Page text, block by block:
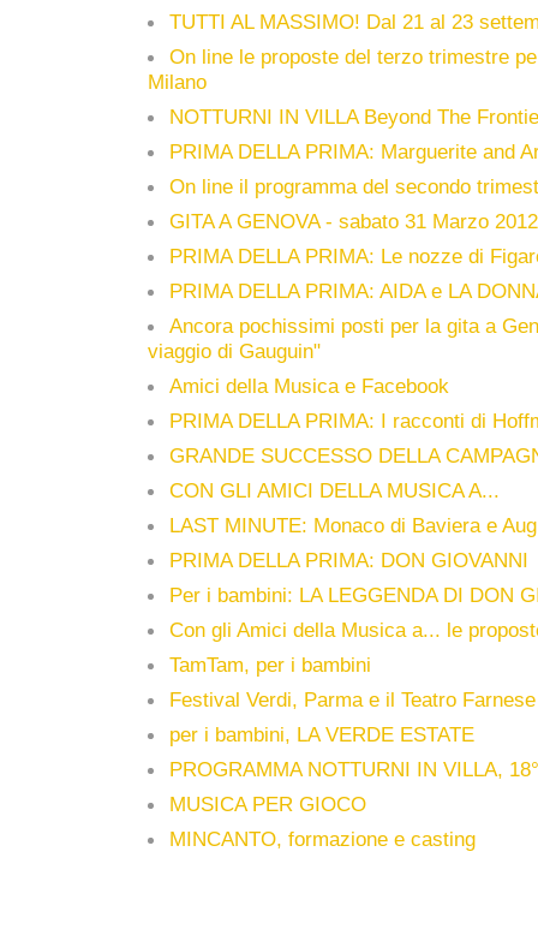
TUTTI AL MASSIMO! Dal 21 al 23
On line le proposte del terzo trimestre
Milano
NOTTURNI IN VILLA Beyond The
PRIMA DELLA PRIMA: Marguerite and
On line il programma del secondo
GITA A GENOVA - sabato 31 Marzo 2012
PRIMA DELLA PRIMA: Le nozze di
PRIMA DELLA PRIMA: AIDA e LA
Ancora pochissimi posti per la gita a
viaggio di Gauguin"
Amici della Musica e Facebook
PRIMA DELLA PRIMA: I racconti di
GRANDE SUCCESSO DELLA
CON GLI AMICI DELLA MUSICA A...
LAST MINUTE: Monaco di Baviera e
PRIMA DELLA PRIMA: DON GIOVANNI
Per i bambini: LA LEGGENDA DI DON
Con gli Amici della Musica a... le
TamTam, per i bambini
Festival Verdi, Parma e il Teatro Farnese
per i bambini, LA VERDE ESTATE
PROGRAMMA NOTTURNI IN VILLA,
MUSICA PER GIOCO
MINCANTO, formazione e casting